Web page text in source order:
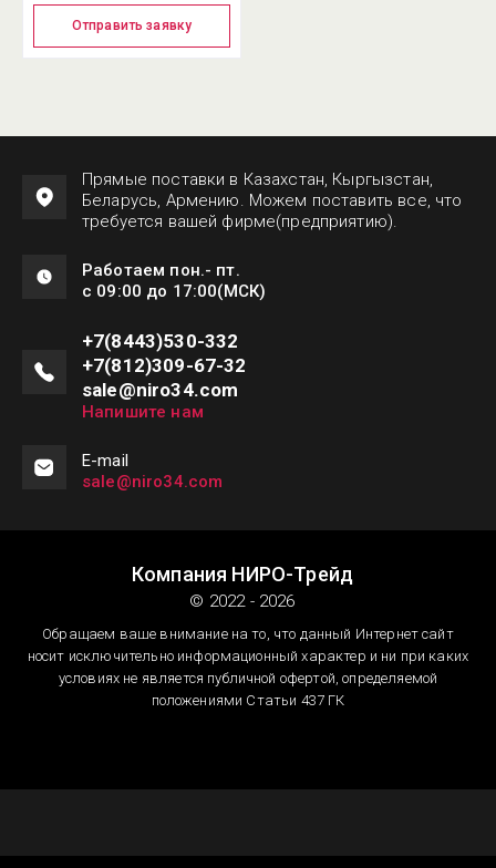
Отправить заявку
Прямые поставки в Казахстан, Кыргызстан,
Беларусь, Армению. Можем поставить все, что
требуется вашей фирме(предприятию).
Работаем пон.- пт.
с 09:00 до 17:00(МСК)
+7(8443)530-332
+7(812)309-67-32
sale@niro34.com
Напишите нам
Е-mail
sale@niro34.com
Компания НИРО-Трейд
© 2022 - 2026
Обращаем ваше внимание на то, что данный Интернет сайт
носит исключительно информационный характер и ни при каких
условиях не является публичной офертой, определяемой
положениями Статьи 437 ГК